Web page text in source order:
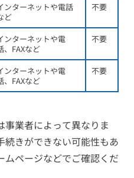
ンターネットや電話
ど
不要
ンターネットや電
、FAXなど
不要
ンターネットや電
、FAXなど
不要
業者によって異なりま
続きができない可能性もあ
ムページなどでご確認くだ